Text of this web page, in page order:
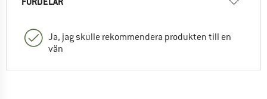
Ja, jag skulle rekommendera produkten till en
vän